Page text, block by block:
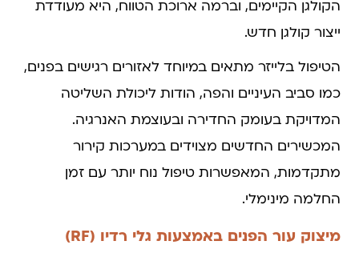
הקולגן הקיימים, וברמה ארוכת הטווח, היא מעודדת
ייצור קולגן חדש.
הטיפול בלייזר מתאים במיוחד לאזורים רגישים בפנים,
כמו סביב העיניים והפה, הודות ליכולת השליטה
המדויקת בעומק החדירה ובעוצמת האנרגיה.
המכשירים החדשים מצוידים במערכות קירור
מתקדמות, המאפשרות טיפול נוח יותר עם זמן
החלמה מינימלי.
מיצוק עור הפנים באמצעות גלי רדיו (RF)